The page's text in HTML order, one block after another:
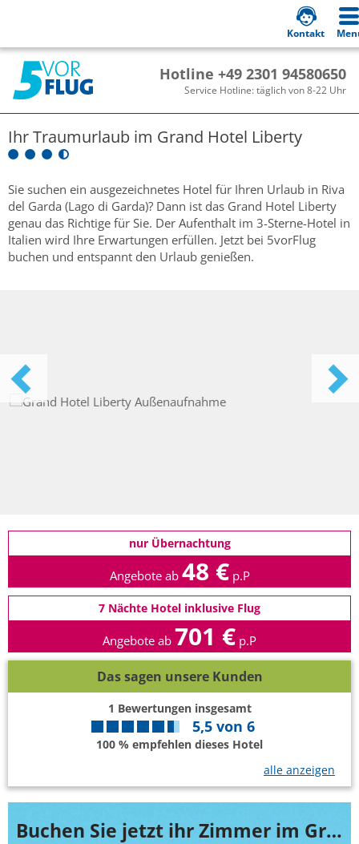
Hotline +49 2301 94580650
Service Hotline: täglich von 8-22 Uhr
Kontakt
Ihr Traumurlaub im Grand Hotel Liberty
Sie suchen ein ausgezeichnetes Hotel für Ihren Urlaub in Riva
del Garda (Lago di Garda)? Dann ist das Grand Hotel Liberty
genau das Richtige für Sie. Der Aufenthalt im 3-Sterne-Hotel in
Italien wird Ihre Erwartungen erfüllen. Jetzt bei 5vorFlug
buchen und entspannt den Urlaub genießen.
nur Übernachtung
Angebote ab 48 € p.P
7 Nächte Hotel inklusive Flug
Angebote ab 701 € p.P
Das sagen unsere Kunden
1 Bewertungen insgesamt
5,5 von 6
100 % empfehlen dieses Hotel
alle anzeigen
Buchen Sie jetzt ihr Zimmer im Grand Hotel Liberty